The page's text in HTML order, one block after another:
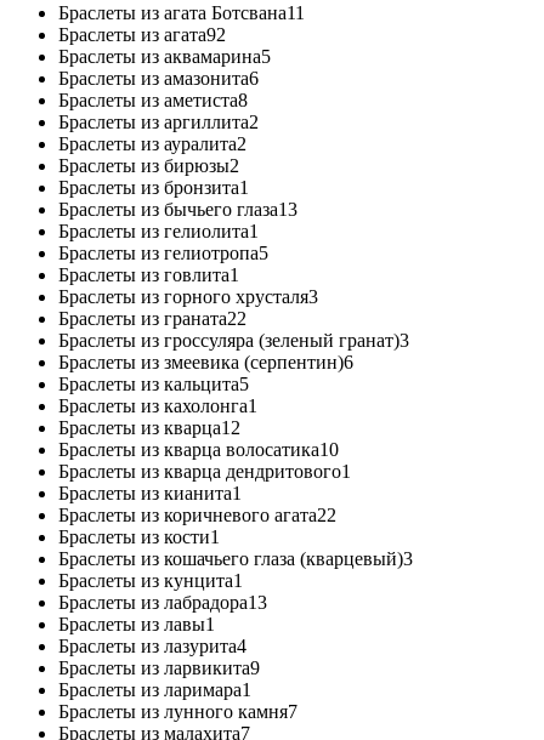
Браслеты из агата Ботсвана11
Браслеты из агата92
Браслеты из аквамарина5
Браслеты из амазонита6
Браслеты из аметиста8
Браслеты из аргиллита2
Браслеты из ауралита2
Браслеты из бирюзы2
Браслеты из бронзита1
Браслеты из бычьего глаза13
Браслеты из гелиолита1
Браслеты из гелиотропа5
Браслеты из говлита1
Браслеты из горного хрусталя3
Браслеты из граната22
Браслеты из гроссуляра (зеленый гранат)3
Браслеты из змеевика (серпентин)6
Браслеты из кальцита5
Браслеты из кахолонга1
Браслеты из кварца12
Браслеты из кварца волосатика10
Браслеты из кварца дендритового1
Браслеты из кианита1
Браслеты из коричневого агата22
Браслеты из кости1
Браслеты из кошачьего глаза (кварцевый)3
Браслеты из кунцита1
Браслеты из лабрадора13
Браслеты из лавы1
Браслеты из лазурита4
Браслеты из ларвикита9
Браслеты из ларимара1
Браслеты из лунного камня7
Браслеты из малахита7